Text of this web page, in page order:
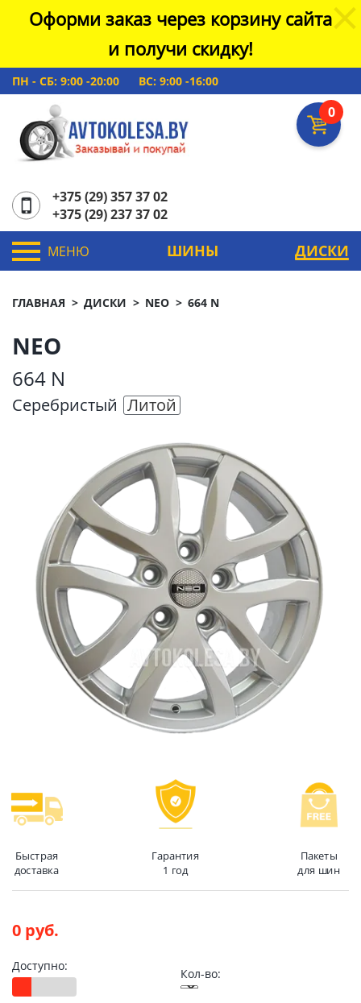
Оформи заказ через корзину сайта
и получи скидку!
ПН - СБ: 9:00 -20:00 ВС: 9:00 -16:00
0
+375 (29) 357 37 02
+375 (29) 237 37 02
МЕНЮ ШИНЫ ДИСКИ
ГЛАВНАЯ ДИСКИ NEO 664 N
NEO
664 N
Серебристый Литой
Быстрая
доставка
Гарантия
1 год
Пакеты
для шин
0 руб.
Доступно:
Кол-во: